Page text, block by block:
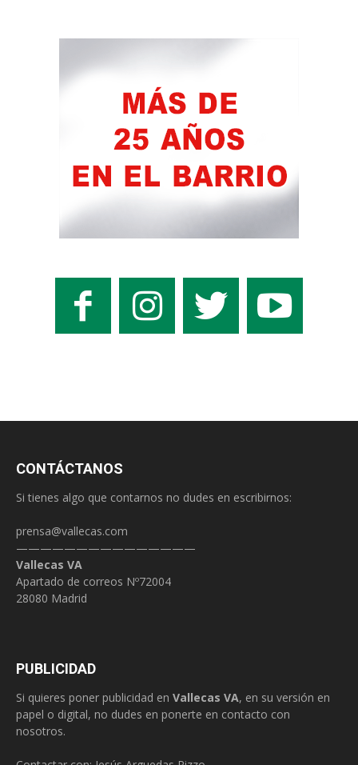
CONTÁCTANOS
Si tienes algo que contarnos no dudes en escribirnos:
prensa@vallecas.com
———————————————
Vallecas VA
Apartado de correos Nº72004
28080 Madrid
PUBLICIDAD
Si quieres poner publicidad en Vallecas VA, en su versión en
papel o digital, no dudes en ponerte en contacto con
nosotros.